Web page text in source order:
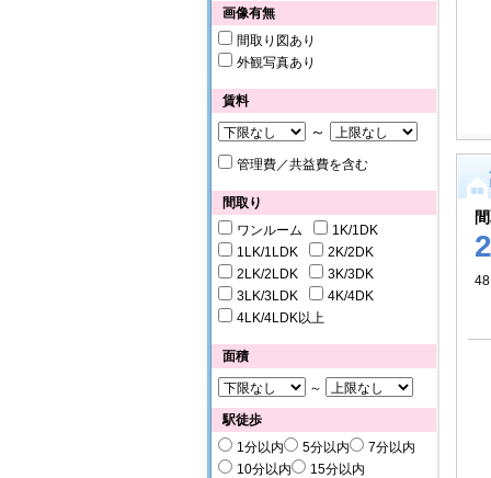
画像有無
間取り図あり
外観写真あり
賃料
～
管理費／共益費を含む
間取り
ワンルーム
1K/1DK
1LK/1LDK
2K/2DK
2LK/2LDK
3K/3DK
3LK/3LDK
4K/4DK
4LK/4LDK以上
面積
～
駅徒歩
1分以内
5分以内
7分以内
10分以内
15分以内